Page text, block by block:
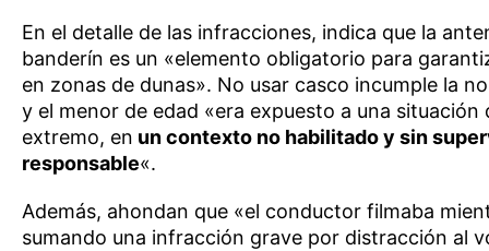
En el detalle de las infracciones, indica que la
banderín es un «elemento obligatorio para
en zonas de dunas». No usar casco incumple la
y el menor de edad «era expuesto a una situación
extremo, en un contexto no habilitado y sin
responsable«.
Además, ahondan que «el conductor filmaba
sumando una infracción grave por distracción al